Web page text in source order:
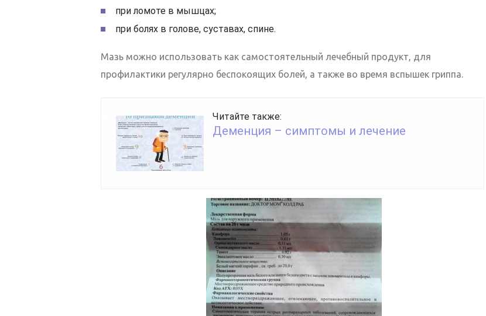
при ломоте в мышцах;
при болях в голове, суставах, спине.
Мазь можно использовать как самостоятельный лечебный продукт, для
профилактики регулярно беспокоящих болей, а также во время вспышек гриппа.
Читайте также:
Деменция – симптомы и лечение